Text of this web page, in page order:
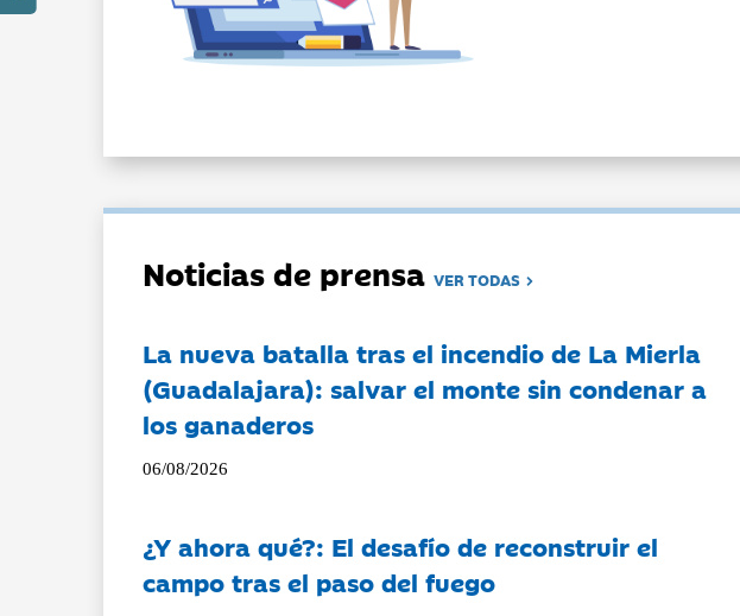
Noticias de prensaVER TODAS
La nueva batalla tras el incendio de La Mierla
(Guadalajara): salvar el monte sin condenar a
los ganaderos
06/08/2026
¿Y ahora qué?: El desafío de reconstruir el
campo tras el paso del fuego